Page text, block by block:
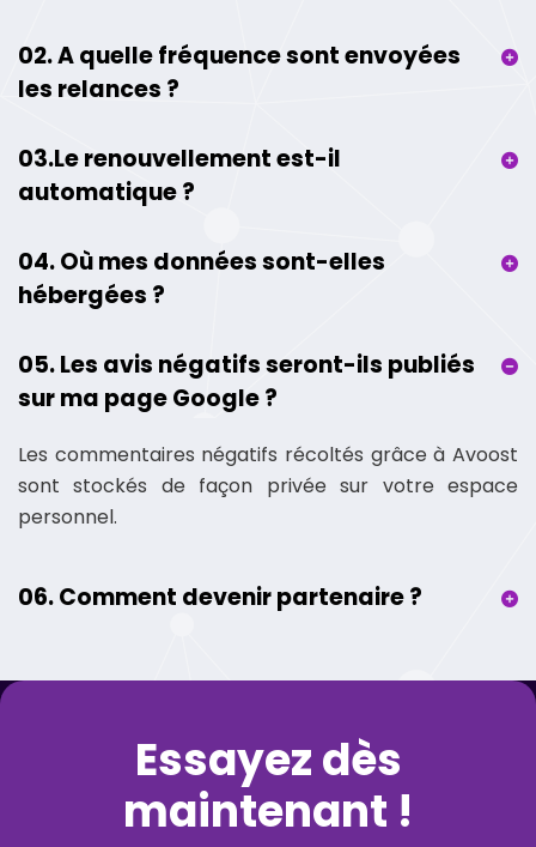
02. A quelle fréquence sont envoyées
les relances ?
03.Le renouvellement est-il
automatique ?
04. Où mes données sont-elles
hébergées ?
05. Les avis négatifs seront-ils publiés
sur ma page Google ?
Les commentaires négatifs récoltés grâce à Avoost
sont stockés de façon privée sur votre espace
personnel.
06. Comment devenir partenaire ?
Essayez dès
maintenant !